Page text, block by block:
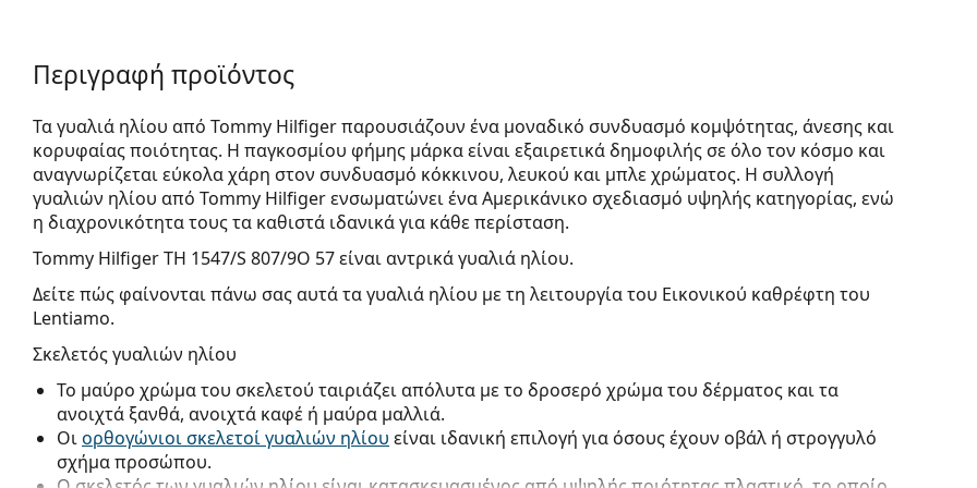
Περιγραφή προϊόντος
Τα γυαλιά ηλίου από Tommy Hilfiger παρουσιάζουν ένα μοναδικό συνδυασμό κομψότητας, άνεσης και
κορυφαίας ποιότητας. Η παγκοσμίου φήμης μάρκα είναι εξαιρετικά δημοφιλής σε όλο τον κόσμο και
αναγνωρίζεται εύκολα χάρη στον συνδυασμό κόκκινου, λευκού και μπλε χρώματος. Η συλλογή
γυαλιών ηλίου από Tommy Hilfiger ενσωματώνει ένα Αμερικάνικο σχεδιασμό υψηλής κατηγορίας, ενώ
η διαχρονικότητα τους τα καθιστά ιδανικά για κάθε περίσταση.
Tommy Hilfiger TH 1547/S 807/9O 57είναι αντρικά γυαλιά ηλίου.
Δείτε πώς φαίνονται πάνω σας αυτά τα γυαλιά ηλίου με τη λειτουργία του Εικονικού καθρέφτη του
Lentiamo.
Σκελετός γυαλιών ηλίου
Το μαύρο χρώμα του σκελετού ταιριάζει απόλυτα με το δροσερό χρώμα του δέρματος και τα
ανοιχτά ξανθά, ανοιχτά καφέ ή μαύρα μαλλιά.
Οιορθογώνιοι σκελετοί γυαλιών ηλίου είναι ιδανική επιλογή για όσους έχουν οβάλ ή στρογγυλό
σχήμα προσώπου.